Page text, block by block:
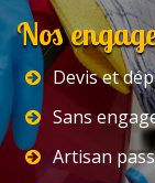
Nos
Devis et
Sans
Artisan